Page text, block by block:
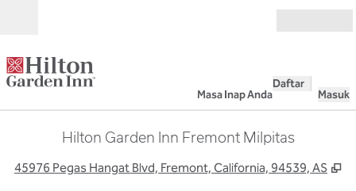
Masa Inap Anda
Daftar
Masuk
Hilton Garden Inn Fremont Milpitas
45976 Pegas Hangat Blvd, Fremont, California, 94539, AS ,